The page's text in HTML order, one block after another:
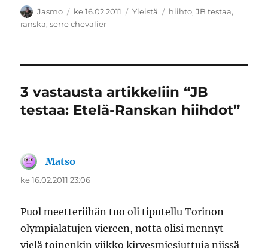
Kirjoittaja
Jasmo Julkaistu
ke 16.02.2011 Kategoriat
Yleistä Avainsanat
hiihto,JB testaa,
ranska,serre chevalier
3 vastausta artikkeliin “JB
testaa: Etelä-Ranskan hiihdot”
Matso
ke 16.02.2011 23:06
Puol meetteriihän tuo oli tiputellu Torinon
olympialatujen viereen, notta olisi mennyt
vielä toinenkin viikko kirvesmiesjuttuja niissä